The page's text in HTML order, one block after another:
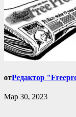
отРедактор
Мар 30, 2023